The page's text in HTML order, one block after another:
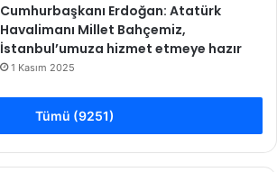
Cumhurbaşkanı Erdoğan: Atatürk
Havalimanı Millet Bahçemiz,
İstanbul’umuza hizmet etmeye hazır
1 Kasım 2025
Tümü (9251)